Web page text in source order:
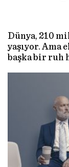
Dünya, 210
yaşıyor. Ama
başka bir ruh
dalga,
tahtlarını